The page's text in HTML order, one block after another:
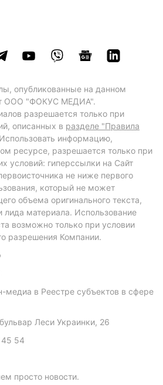
опубликованные на данном
ООО "ФОКУС МЕДИА".
разрешается только при
описанных в разделе "Правила
информацию,
ресурсе, разрешается только при
условий: гиперссылки на Сайт
не ниже первого
который не может
объема оригинального текста,
лида материала. Использование
возможно только при условии
разрешения Компании.
медиа в Реестре субъектов в сфере
Леси Украинки, 26
54
просто новости.